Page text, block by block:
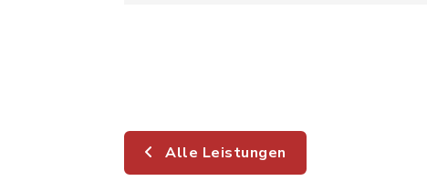
Alle Leistungen